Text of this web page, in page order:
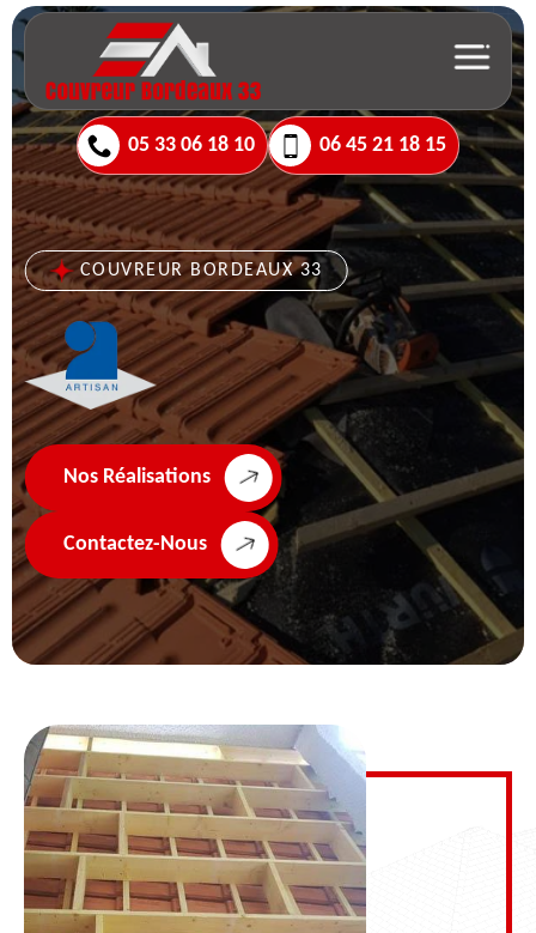
05 33 06 18 10 06 45 21 18 15
COUVREUR BORDEAUX 33
Nos Réalisations
Contactez-Nous